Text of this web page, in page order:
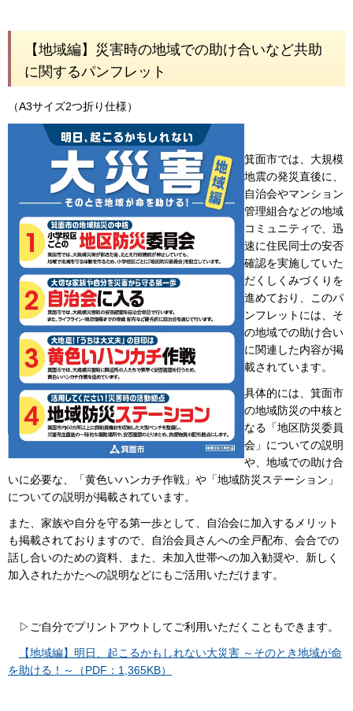
【地域編】災害時の地域での助け合いなど共助
に関するパンフレット
（A3サイズ2つ折り仕様）
箕面市では、大規模
地震の発災直後に、
自治会やマンション
管理組合などの地域
コミュニティで、迅
速に住民同士の安否
確認を実施していた
だくしくみづくりを
進めており、このパ
ンフレットには、そ
の地域での助け合い
に関連した内容が掲
載されています。
具体的には、箕面市
の地域防災の中核と
なる「地区防災委員
会」についての説明
や、地域での助け合
いに必要な、「黄色いハンカチ作戦」や「地域防災ステーション」
についての説明が掲載されています。
また、家族や自分を守る第一歩として、自治会に加入するメリット
も掲載されておりますので、自治会員さんへの全戸配布、会合での
話し合いのための資料、また、未加入世帯への加入勧奨や、新しく
加入されたかたへの説明などにもご活用いただけます。
▷ご自分でプリントアウトしてご利用いただくこともできます。
【地域編】明日、起こるかもしれない大災害 ～そのとき地域が命
を助ける！～（PDF：1,365KB）